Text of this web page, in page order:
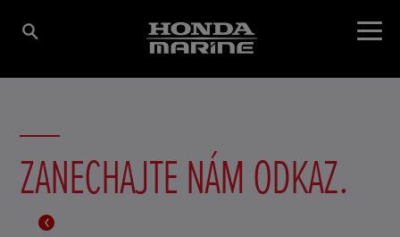
ZANECHAJTE NÁM ODKAZ.